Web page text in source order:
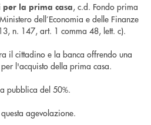
la prima casa, c.d. Fondo prima
dell’Economia e delle Finanze
n. 147, art. 1 comma 48, lett. c).
il cittadino e la banca offrendo una
l'acquisto della prima casa.
pubblica del 50%.
agevolazione.